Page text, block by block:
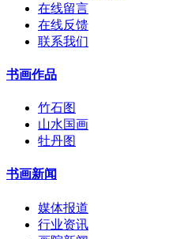
在线留言
在线反馈
联系我们
书画作品
竹石图
山水国画
牡丹图
书画新闻
媒体报道
行业资讯